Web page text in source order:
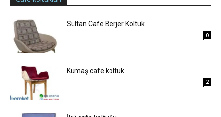
Sultan Cafe Berjer Koltuk
0
Kumaş cafe koltuk
2